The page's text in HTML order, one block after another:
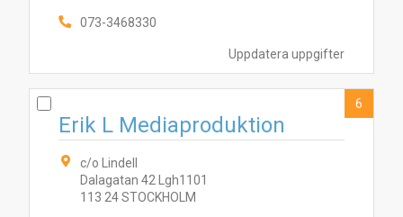
Uppdatera uppgifter
073-3468330
Erik L Mediaproduktion
c/o Lindell
Dalagatan 42 Lgh1101
113 24 STOCKHOLM
6